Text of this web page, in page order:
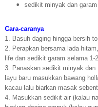
sedikit minyak dan
Cara-caranya
1. Basuh daging hingga bersih
2. Perapkan bersama lada
life dan sedikit garam selama
3. Panaskan sedikit minyak
layu baru masukkan bawang
kacau lalu biarkan masak
4. Masukkan sedikit air (kalau